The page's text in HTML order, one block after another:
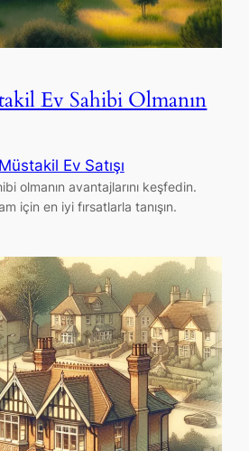
Ev Sahibi Olmanın
Müstakil Ev Satışı
olmanın avantajlarını keşfedin.
için en iyi fırsatlarla tanışın.